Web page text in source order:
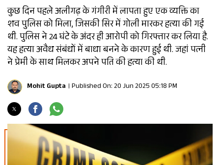
कुछ दिन पहले अलीगढ़ के गंगीरी में लापता हुए एक व्यक्ति का
शव पुलिस को मिला, जिसकी सिर में गोली मारकर हत्या की गई
थी. पुलिस ने 24 घंटे के अंदर ही आरोपी को गिरफ्तार कर लिया है.
यह हत्या अवैध संबंधों में बाधा बनने के कारण हुई थी. जहां पत्नी
ने प्रेमी के साथ मिलकर अपने पति की हत्या की थी.
Mohit Gupta Published On: 20 Jun 2025 05:18 PM